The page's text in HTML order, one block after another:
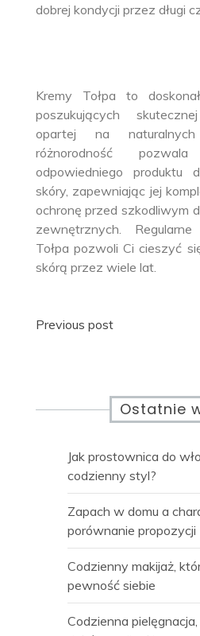
dobrej kondycji przez długi
Kremy Tołpa to
poszukujących
opartej na
różnorodność
odpowiedniego produktu
skóry, zapewniając jej
ochronę przed szkodliwym
zewnętrznych.
Tołpa pozwoli Ci cieszyć
skórą przez wiele lat.
Nawigacja
Previous post
Ostatnie
Jak prostownica do
codzienny styl?
Zapach w domu a
porównanie propozycji
Codzienny makijaż,
pewność siebie
Codzienna